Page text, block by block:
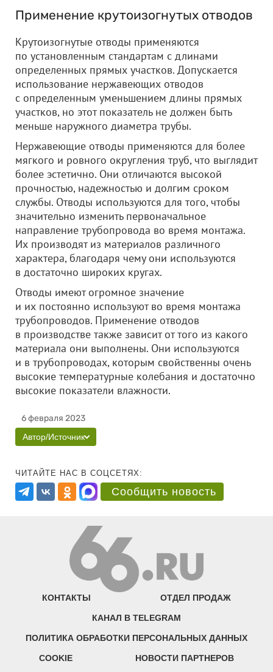
Применение крутоизогнутых отводов
Крутоизогнутые отводы применяются
по установленным стандартам с длинами
определенных прямых участков. Допускается
использование нержавеющих отводов
с определенным уменьшением длины прямых
участков, но этот показатель не должен быть
меньше наружного диаметра трубы.
Нержавеющие отводы применяются для более
мягкого и ровного округления труб, что выглядит
более эстетично. Они отличаются высокой
прочностью, надежностью и долгим сроком
службы. Отводы используются для того, чтобы
значительно изменить первоначальное
направление трубопровода во время монтажа.
Их производят из материалов различного
характера, благодаря чему они используются
в достаточно широких кругах.
Отводы имеют огромное значение
и их постоянно используют во время монтажа
трубопроводов. Применение отводов
в производстве также зависит от того из какого
материала они выполнены. Они используются
и в трубопроводах, которым свойственны очень
высокие температурные колебания и достаточно
высокие показатели влажности.
6 февраля 2023
Автор/Источник
ЧИТАЙТЕ НАС В СОЦСЕТЯХ:
Сообщить новость
КОНТАКТЫ ОТДЕЛ ПРОДАЖ
КАНАЛ В TELEGRAM
ПОЛИТИКА ОБРАБОТКИ ПЕРСОНАЛЬНЫХ ДАННЫХ
COOKIE НОВОСТИ ПАРТНЕРОВ